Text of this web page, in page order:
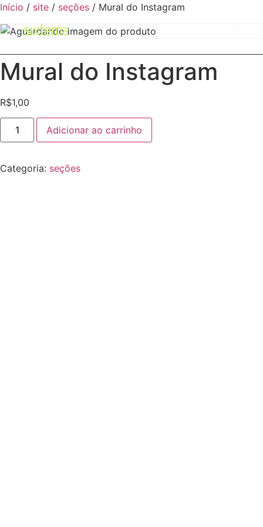
Início / site / seções / Mural do Instagram
Mural do Instagram
R$1,00
Adicionar ao carrinho
Categoria: seções